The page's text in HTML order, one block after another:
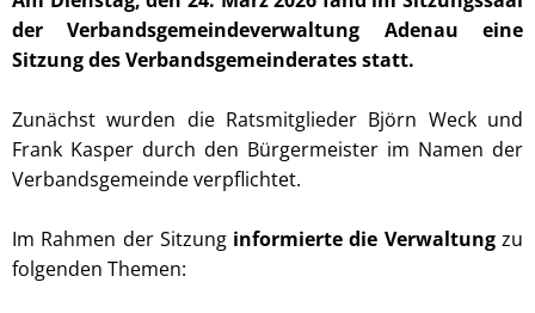
der Verbandsgemeindeverwaltung Adenau eine
Sitzung des Verbandsgemeinderates statt.
Zunächst wurden die Ratsmitglieder Björn Weck und
Frank Kasper durch den Bürgermeister im Namen der
Verbandsgemeinde verpflichtet.
Im Rahmen der Sitzung informierte die Verwaltungzu
folgenden Themen: